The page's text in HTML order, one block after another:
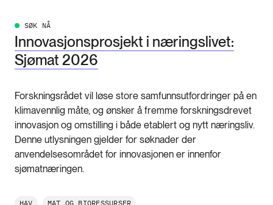
SØK NÅ
Innovasjonsprosjekt i næringslivet:
Sjømat 2026
Forskningsrådet vil løse store samfunnsutfordringer på en
klimavennlig måte, og ønsker å fremme forskningsdrevet
innovasjon og omstilling i både etablert og nytt næringsliv.
Denne utlysningen gjelder for søknader der
anvendelsesområdet for innovasjonen er innenfor
sjømatnæringen.
HAV MAT OG BIORESSURSER